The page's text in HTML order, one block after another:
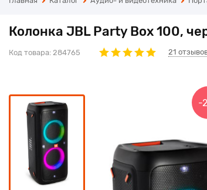
Колонка JBL Party Box 100,
Код товара: 284765 21
-